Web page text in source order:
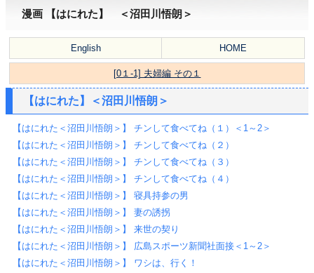
漫画 【はにれた】 ＜沼田川悟朗＞
English HOME
[0１-1] 夫婦編 その１
【はにれた】＜沼田川悟朗＞
【はにれた＜沼田川悟朗＞】 チンして食べてね（１）＜1～2＞
【はにれた＜沼田川悟朗＞】 チンして食べてね（２）
【はにれた＜沼田川悟朗＞】 チンして食べてね（３）
【はにれた＜沼田川悟朗＞】 チンして食べてね（４）
【はにれた＜沼田川悟朗＞】 寝具持参の男
【はにれた＜沼田川悟朗＞】 妻の誘拐
【はにれた＜沼田川悟朗＞】 来世の契り
【はにれた＜沼田川悟朗＞】 広島スポーツ新聞社面接＜1～2＞
【はにれた＜沼田川悟朗＞】 ワシは、行く！